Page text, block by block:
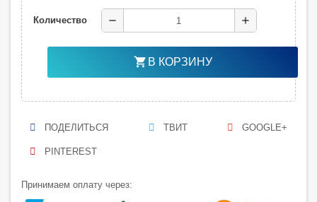
Количество remove add
shopping_cart В КОРЗИНУ
ПОДЕЛИТЬСЯ ТВИТ GOOGLE+
PINTEREST
Принимаем оплату через: